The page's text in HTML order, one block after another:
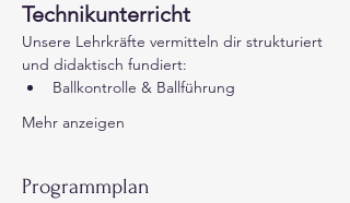
Technikunterricht
Unsere Lehrkräfte vermitteln dir strukturiert
und didaktisch fundiert:
Ballkontrolle & Ballführung
Mehr anzeigen
Programmplan